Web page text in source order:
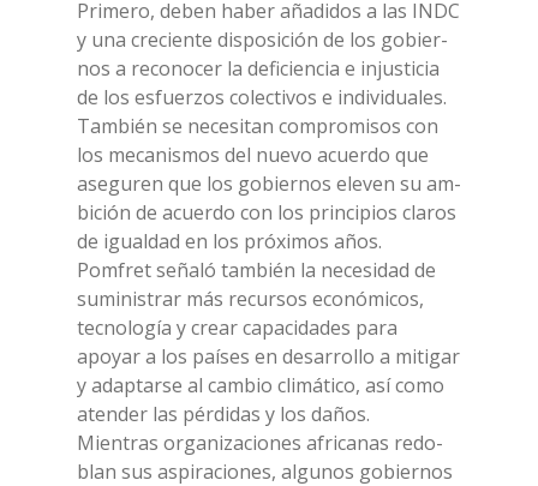
Pri­me­ro, de­ben ha­ber aña­di­dos a las INDC
y una cre­cien­te di­spo­si­ción de los go­bier­
nos a re­co­no­cer la de­fi­cien­cia e in­ju­sti­cia
de los esfuer­zos co­lec­ti­vos e in­di­vi­dua­les.
Tam­bién se ne­ce­si­tan com­pro­mi­sos con
los me­ca­ni­smos del nue­vo acuer­do que
ase­gu­ren que los go­bier­nos ele­ven su am­
bi­ción de acuer­do con los prin­ci­pios cla­ros
de igual­dad en los pró­xi­mos años.
Pom­fret seña­ló tam­bién la ne­ce­si­dad de
su­mi­ni­strar más re­cur­sos eco­nó­mi­cos,
tec­no­lo­gía y crear ca­pa­ci­da­des para
apoyar a los paí­ses en de­sar­rol­lo a mi­ti­gar
y adap­tar­se al cam­bio cli­má­ti­co, así como
aten­der las pér­di­das y los daños.
Mien­tras or­ga­ni­za­cio­nes afri­ca­nas re­do­
blan sus aspi­ra­cio­nes, al­gu­nos go­bier­nos